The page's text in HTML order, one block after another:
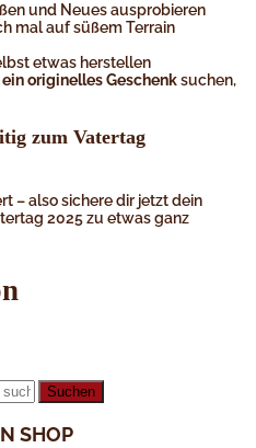
und Neues ausprobieren
mal auf süßem Terrain
etwas herstellen
originelles Geschenksuchen,
zum Vatertag
– also sichere dir jetzt dein
2025 zu etwas ganz
SHOP